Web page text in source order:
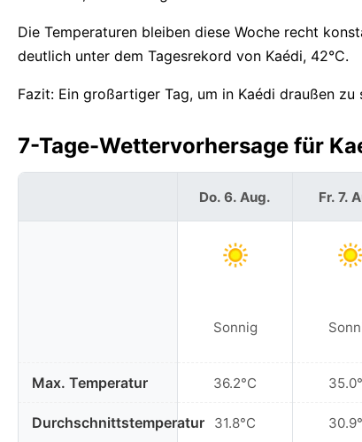
Die Temperaturen bleiben diese Woche recht
deutlich unter dem Tagesrekord von Kaédi, 42°C.
Fazit: Ein großartiger Tag, um in Kaédi draußen zu
7-Tage-Wettervorhersage für
Max. Temperatur
Durchschnittstemperatur
Do. 6. Aug.
Sonnig
36.2°C
31.8°C
Fr. 7.